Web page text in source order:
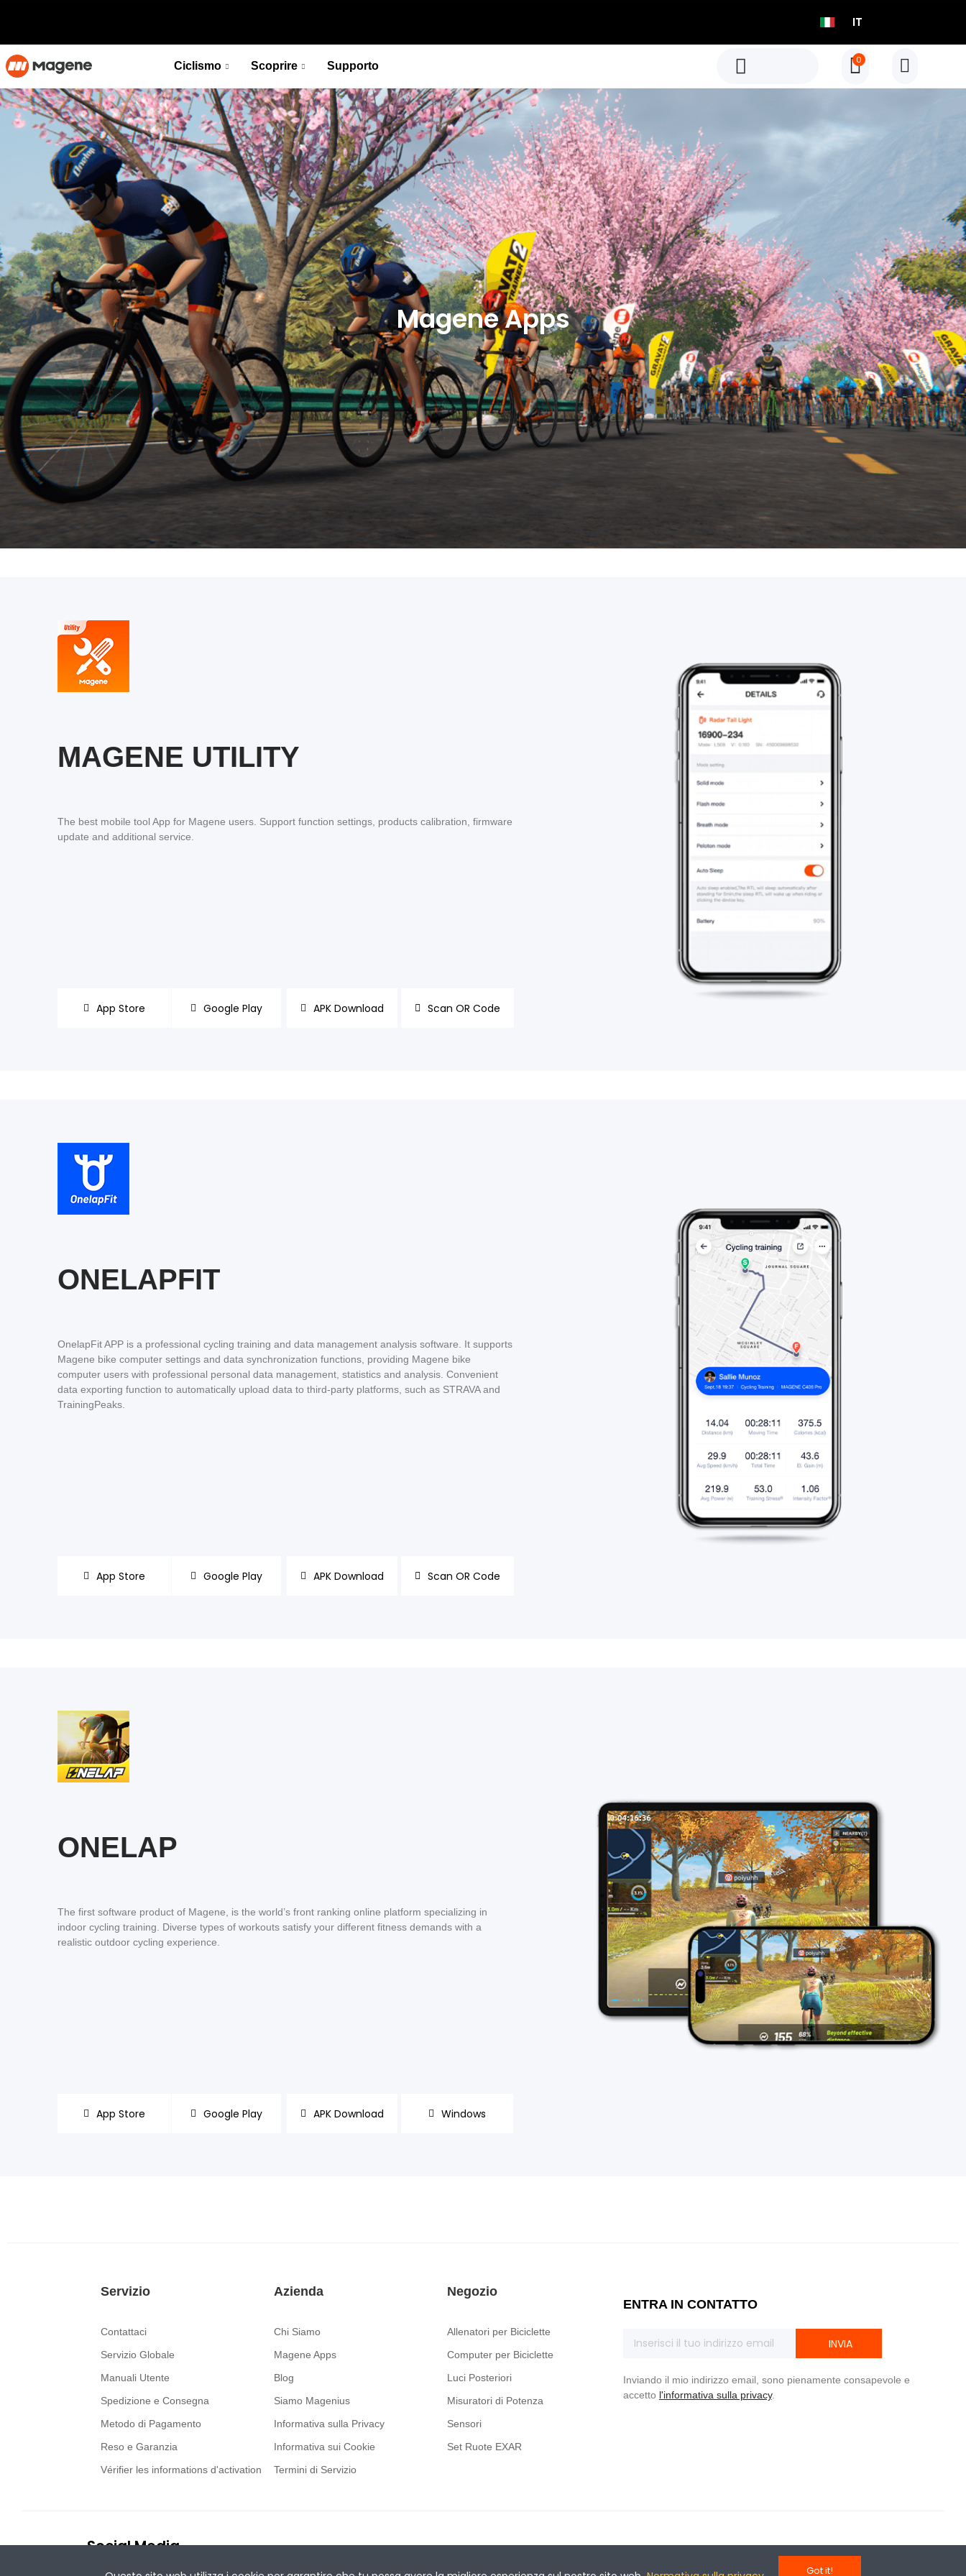
IT
Ciclismo
Computer Per Bicicletta GPS Intelligente C606
Abbraccia la connettività, potenzia il tuo giro
Scoprire
NUOVO
NON DISPONIBILE
PES P505 Misuratore Di Potenza Base
Livello di Prestazione - Alimenta il Tuo Desiderio di
Velocità
Scoprire
NUOVO
NON DISPONIBILE
H803 Fascia Da Braccio Per La Frequenza Cardiaca
NUOVO
NON DISPONIBILE
Accessories
Scoprire Supporto
0
Computer Per Bicicletta GPS Intelligente C606
Abbraccia la connettività, potenzia il tuo giro
Scoprire
NON DISPONIBILE
PES P505 Misuratore Di Potenza Base
Livello di Prestazione - Alimenta il Tuo Desiderio di
Velocità
Scoprire
NUOVO
NON DISPONIBILE
H803 Fascia Da Braccio Per La Frequenza Cardiaca
NUOVO
NON DISPONIBILE
Accessories Shop All Tutti i prodotti
Magene Apps
MAGENE UTILITY
The best mobile tool App for Magene users. Support function settings, products calibration, firmware
update and additional service.
App Store Google Play APK Download Scan OR Code
ONELAPFIT
OnelapFit APP is a professional cycling training and data management analysis software. It supports
Magene bike computer settings and data synchronization functions, providing Magene bike
computer users with professional personal data management, statistics and analysis. Convenient
data exporting function to automatically upload data to third-party platforms, such as STRAVA and
TrainingPeaks.​
App Store Google Play APK Download Scan OR Code
ONELAP
The first software product of Magene, is the world’s front ranking online platform specializing in
indoor cycling training. Diverse types of workouts satisfy your different fitness demands with a
realistic outdoor cycling experience.
App Store Google Play APK Download Windows
Servizio
Contattaci
Servizio Globale
Manuali Utente
Spedizione e Consegna
Metodo di Pagamento
Reso e Garanzia
Vérifier les informations d'activation
Azienda
Chi Siamo
Magene Apps
Blog
Siamo Magenius
Informativa sulla Privacy
Informativa sui Cookie
Termini di Servizio
Negozio
Allenatori per Biciclette
Computer per Biciclette
Luci Posteriori
Misuratori di Potenza
Sensori
Set Ruote EXAR
ENTRA IN CONTATTO
INVIA
Inviando il mio indirizzo email, sono pienamente consapevole e
accetto l'informativa sulla privacy.
Social Media
©Copyright 2020 Magene. Tutti i Diritti Riservati.
Got it!